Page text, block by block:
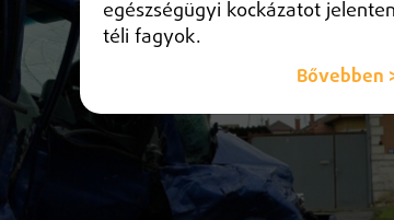
egészségügyi kockázatot
téli fagyok.
Bővebben